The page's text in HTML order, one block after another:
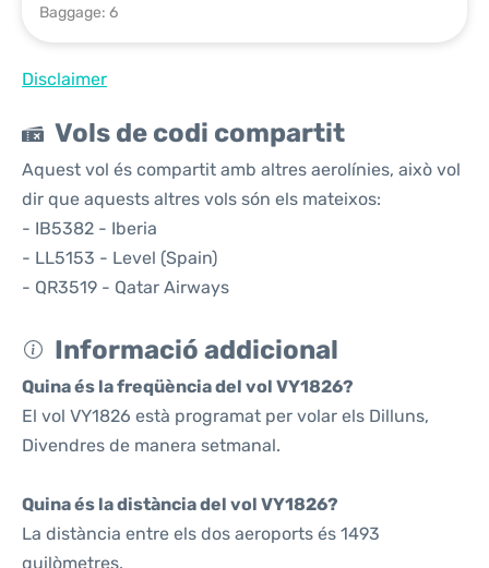
Baggage: 6
Disclaimer
Vols de codi compartit
Aquest vol és compartit amb altres aerolínies, això vol
dir que aquests altres vols són els mateixos:
- IB5382 - Iberia
- LL5153 - Level (Spain)
- QR3519 - Qatar Airways
Informació addicional
Quina és la freqüència del vol VY1826?
El vol VY1826 està programat per volar els Dilluns,
Divendres de manera setmanal.
Quina és la distància del vol VY1826?
La distància entre els dos aeroports és 1493
quilòmetres.